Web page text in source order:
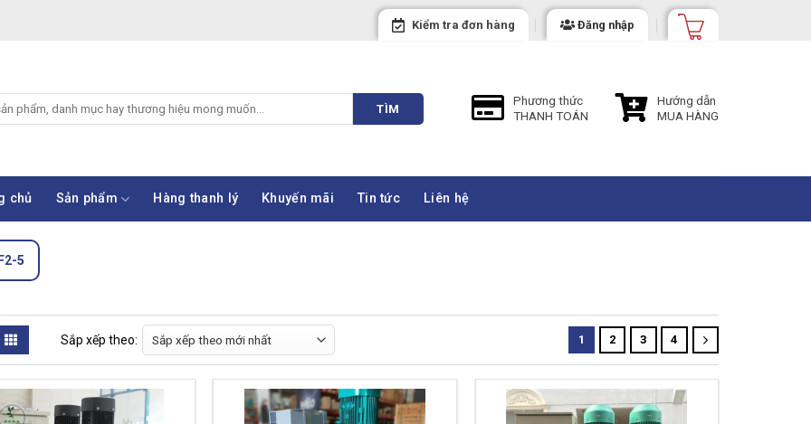
Kiểm tra đơn hàng Đăng nhập
TÌM
Phương thức
THANH TOÁN
Hướng dẫn
MUA HÀNG
chủ Sản phẩm Hàng thanh lý Khuyến mãi Tin tức Liên hệ
5
Sắp xếp theo: 1 2 3 4